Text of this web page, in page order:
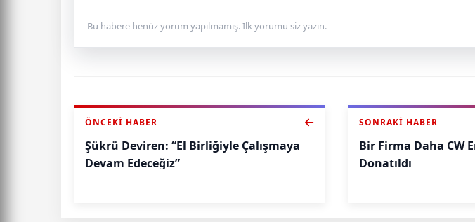
Bu habere henüz yorum yapılmamış. İlk yorumu siz yazın.
ÖNCEKI HABER
Şükrü Deviren: “El Birliğiyle Çalışmaya
Devam Edeceğiz”
SONRAKI HABER
Bir Firma Daha CW
Donatıldı